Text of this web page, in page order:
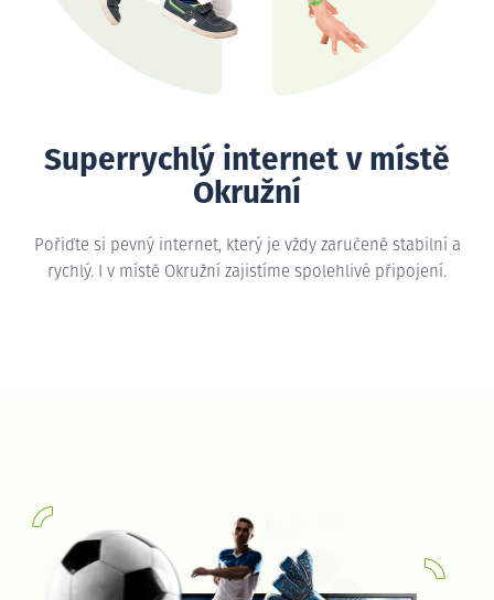
Superrychlý internet v místě
Okružní
Pořiďte si pevný internet, který je vždy zaručeně stabilní a
rychlý. I v místě Okružní zajistíme spolehlivé připojení.